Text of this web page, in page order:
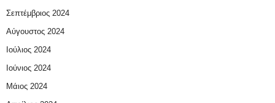
Σεπτέμβριος 2024
Αύγουστος 2024
Ιούλιος 2024
Ιούνιος 2024
Μάιος 2024